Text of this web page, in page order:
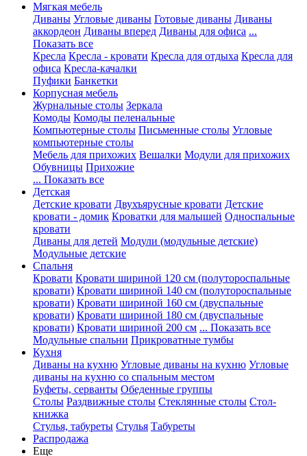
Мягкая мебель
Диваны Угловые диваны Готовые диваны Диваны
аккордеон Диваны вперед Диваны для офиса ...
Показать все
Кресла Кресла - кровати Кресла для отдыха Кресла для
офиса Кресла-качалки
Пуфики Банкетки
Корпусная мебель
Журнальные столы Зеркала
Комоды Комоды пеленальные
Компьютерные столы Письменные столы Угловые
компьютерные столы
Мебель для прихожих Вешалки Модули для прихожих
Обувницы Прихожие
... Показать все
Детская
Детские кровати Двухъярусные кровати Детские
кровати - домик Кроватки для малышей Односпальные
кровати
Диваны для детей Модули (модульные детские)
Модульные детские
Спальня
Кровати Кровати шириной 120 см (полутороспальные
кровати) Кровати шириной 140 см (полутороспальные
кровати) Кровати шириной 160 см (двуспальные
кровати) Кровати шириной 180 см (двуспальные
кровати) Кровати шириной 200 см ... Показать все
Модульные спальни Прикроватные тумбы
Кухня
Диваны на кухню Угловые диваны на кухню Угловые
диваны на кухню со спальным местом
Буфеты, серванты Обеденные группы
Столы Раздвижные столы Стеклянные столы Стол-
книжка
Стулья, табуреты Стулья Табуреты
Распродажа
Еще